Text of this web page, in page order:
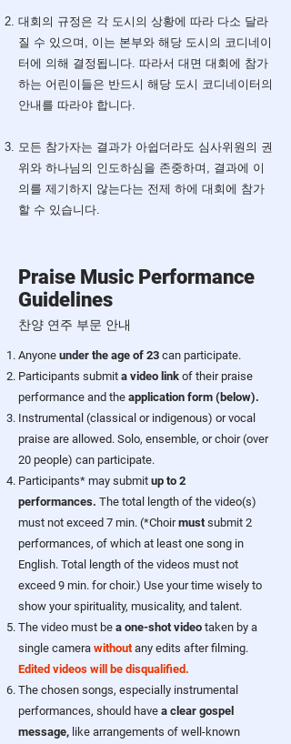
대회의 규정은 각 도시의 상황에 따라 다소 달라
질 수 있으며, 이는 본부와 해당 도시의 코디네이
터에 의해 결정됩니다. 따라서 대면 대회에 참가
하는 어린이들은 반드시 해당 도시 코디네이터의
안내를 따라야 합니다.
모든 참가자는 결과가 아쉽더라도 심사위원의 권
위와 하나님의 인도하심을 존중하며, 결과에 이
의를 제기하지 않는다는 전제 하에 대회에 참가
할 수 있습니다.
Praise Music Performance
Guidelines
​찬양 연주 부문 안내
Anyone under the age of 23 can participate.
Participants submit a video link of their praise
performance and the application form (below).
Instrumental (classical or indigenous) or vocal
praise are allowed. Solo, ensemble, or choir (over
20 people) can participate.
Participants* may submit up to 2
performances. The total length of the video(s)
must not exceed 7 min. (*Choirmustsubmit 2
performances, of which at least one song in
English. Total length of the videos must not
exceed 9 min. for choir.) Use your time wisely to
show your spirituality, musicality, and talent.
The video must be a one-shot video taken by a
single camera without any edits after filming.
Edited videos will be disqualified.
The chosen songs, especially instrumental
performances, should have a clear gospel
message, like arrangements of well-known